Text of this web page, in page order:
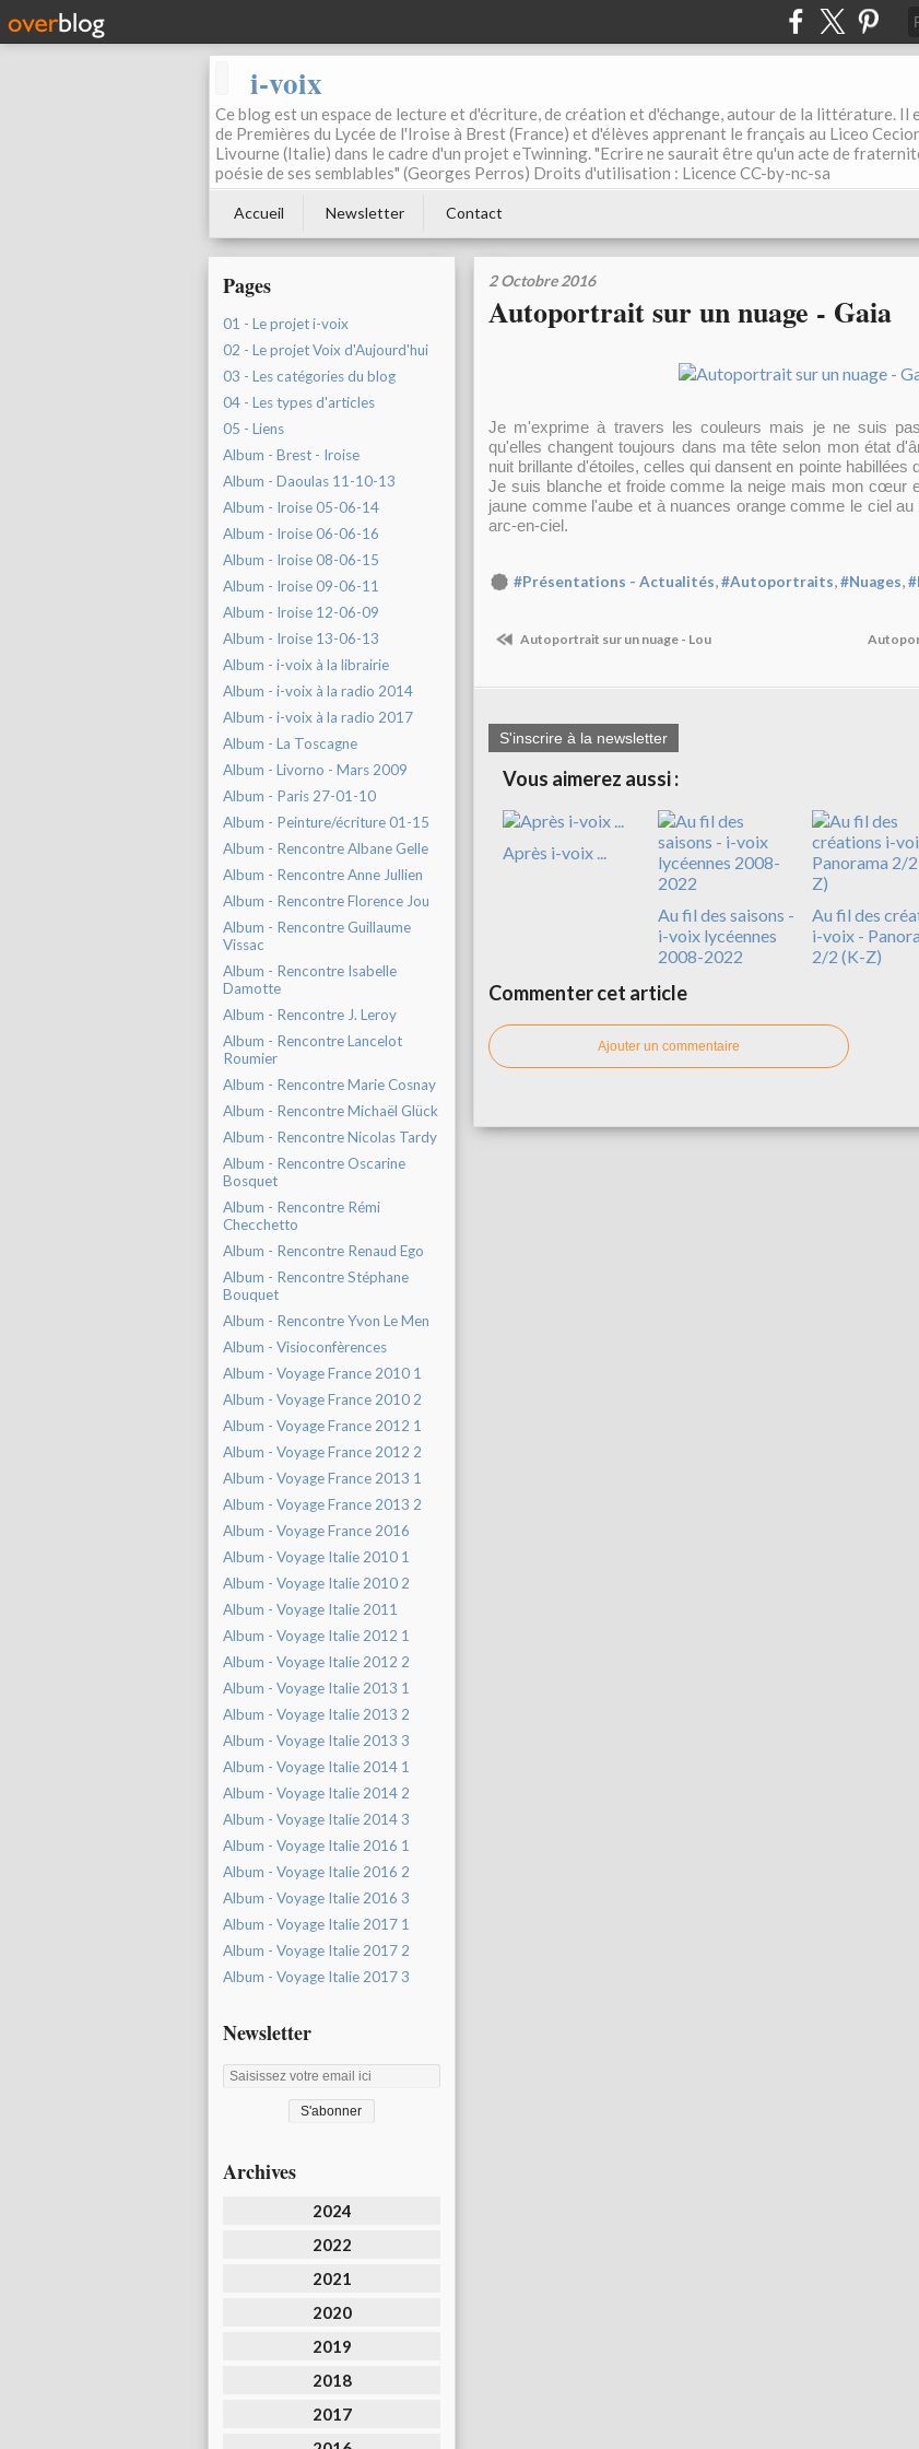
i-voix
Ce blog est un espace de lecture et d'écriture, de création et d'échange, autour de la littérature. Il
de Premières du Lycée de l'Iroise à Brest (France) et d'élèves apprenant le français au Liceo
Livourne (Italie) dans le cadre d'un projet eTwinning. "Ecrire ne saurait être qu'un acte de
poésie de ses semblables" (Georges Perros) Droits d'utilisation : Licence CC-by-nc-sa
Accueil Newsletter Contact
Pages
01 - Le projet i-voix
02 - Le projet Voix d'Aujourd'hui
03 - Les catégories du blog
04 - Les types d'articles
05 - Liens
Album - Brest - Iroise
Album - Daoulas 11-10-13
Album - Iroise 05-06-14
Album - Iroise 06-06-16
Album - Iroise 08-06-15
Album - Iroise 09-06-11
Album - Iroise 12-06-09
Album - Iroise 13-06-13
Album - i-voix à la librairie
Album - i-voix à la radio 2014
Album - i-voix à la radio 2017
Album - La Toscagne
Album - Livorno - Mars 2009
Album - Paris 27-01-10
Album - Peinture/écriture 01-15
Album - Rencontre Albane Gelle
Album - Rencontre Anne Jullien
Album - Rencontre Florence Jou
Album - Rencontre Guillaume
Vissac
Album - Rencontre Isabelle
Damotte
Album - Rencontre J. Leroy
Album - Rencontre Lancelot
Roumier
Album - Rencontre Marie Cosnay
Album - Rencontre Michaël Glück
Album - Rencontre Nicolas Tardy
Album - Rencontre Oscarine
Bosquet
Album - Rencontre Rémi
Checchetto
Album - Rencontre Renaud Ego
Album - Rencontre Stéphane
Bouquet
Album - Rencontre Yvon Le Men
Album - Visioconfèrences
Album - Voyage France 2010 1
Album - Voyage France 2010 2
Album - Voyage France 2012 1
Album - Voyage France 2012 2
Album - Voyage France 2013 1
Album - Voyage France 2013 2
Album - Voyage France 2016
Album - Voyage Italie 2010 1
Album - Voyage Italie 2010 2
Album - Voyage Italie 2011
Album - Voyage Italie 2012 1
Album - Voyage Italie 2012 2
Album - Voyage Italie 2013 1
Album - Voyage Italie 2013 2
Album - Voyage Italie 2013 3
Album - Voyage Italie 2014 1
Album - Voyage Italie 2014 2
Album - Voyage Italie 2014 3
Album - Voyage Italie 2016 1
Album - Voyage Italie 2016 2
Album - Voyage Italie 2016 3
Album - Voyage Italie 2017 1
Album - Voyage Italie 2017 2
Album - Voyage Italie 2017 3
Newsletter
Archives
2024
2022
2021
2020
2019
2018
2017
2 Octobre 2016
Autoportrait sur un nuage - Gaia
Je m'exprime à travers les couleurs mais je ne suis
qu'elles changent toujours dans ma tête selon mon état
nuit brillante d'étoiles, celles qui dansent en pointe habillées
Je suis blanche et froide comme la neige mais mon cœur
jaune comme l'aube et à nuances orange comme le ciel
arc-en-ciel.
#Présentations - Actualités,#Autoportraits,#Nuages,
Autoportrait sur un nuage - Lou
S'inscrire à la newsletter
Vous aimerez aussi :
Après i-voix ...
Au fil des saisons -
i-voix lycéennes
2008-2022
Au fil des
i-voix -
2/2 (K-Z)
Commenter cet article
Ajouter un commentaire